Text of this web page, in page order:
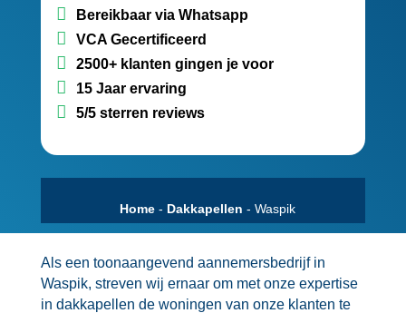
Bereikbaar via Whatsapp
VCA Gecertificeerd
2500+ klanten gingen je voor
15 Jaar ervaring
5/5 sterren reviews
Home- Dakkapellen - Waspik
Als een toonaangevend aannemersbedrijf in
Waspik, streven wij ernaar om met onze expertise
in dakkapellen de woningen van onze klanten te